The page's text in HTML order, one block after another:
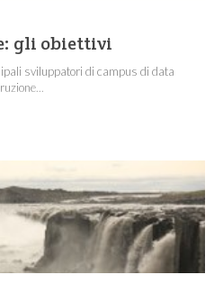
gli obiettivi
sviluppatori di campus di data